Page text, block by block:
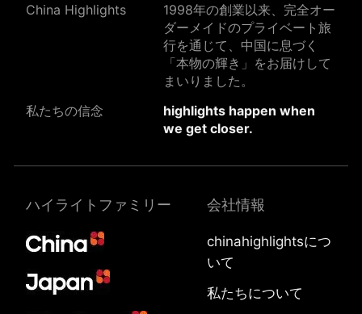
China Highlights
1998年の創業以来、完全オー
ダーメイドのプライベート旅
行を通じて、中国に息づく
「本物の輝き」をお届けして
まいりました。
私たちの信念
highlights happen when
we get closer.
ハイライトファミリー 会社情報
chinahighlightsにつ
いて
私たちについて